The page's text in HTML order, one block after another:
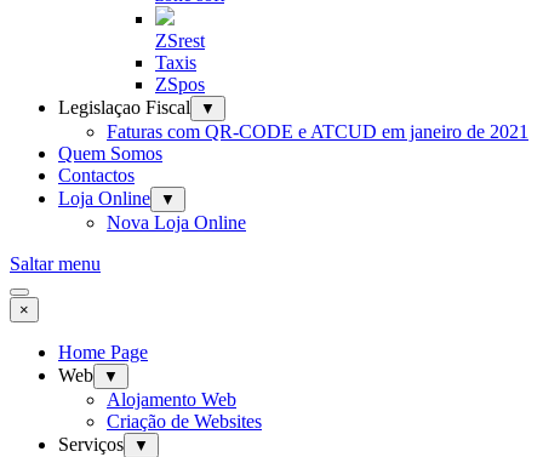
ZSrest
Taxis
ZSpos
Legislaçao Fiscal
▼
Faturas com QR-CODE e ATCUD em janeiro de 2021
Quem Somos
Contactos
Loja Online
▼
Nova Loja Online
Saltar menu
×
Home Page
Web
▼
Alojamento Web
Criação de Websites
Serviços
▼